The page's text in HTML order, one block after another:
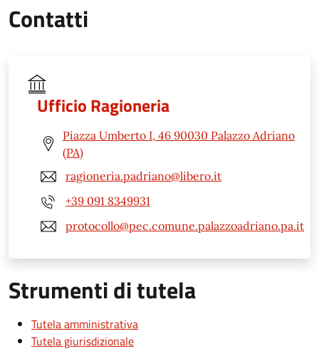
Contatti
Ufficio Ragioneria
Piazza Umberto I, 46 90030 Palazzo Adriano
(PA)
ragioneria.padriano@libero.it
+39 091 8349931
protocollo@pec.comune.palazzoadriano.pa.it
Strumenti di tutela
Tutela amministrativa
Tutela giurisdizionale